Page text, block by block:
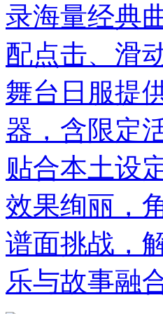
录海量经典
配点击、滑
舞台日服提
器，含限定
贴合本土设
效果绚丽，
谱面挑战，
乐与故事融